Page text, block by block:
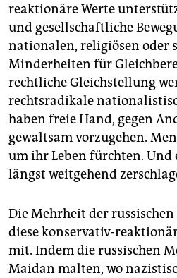
reaktionäre Werte
und gesellschaftliche
nationalen, religiösen oder
Minderheiten für
rechtliche Gleichstellung
rechtsradikale
haben freie Hand, gegen
gewaltsam vorzugehen.
um ihr Leben fürchten. Und
längst weitgehend
Die Mehrheit der
diese konservativ-
mit. Indem die russischen
Maidan malten, wo